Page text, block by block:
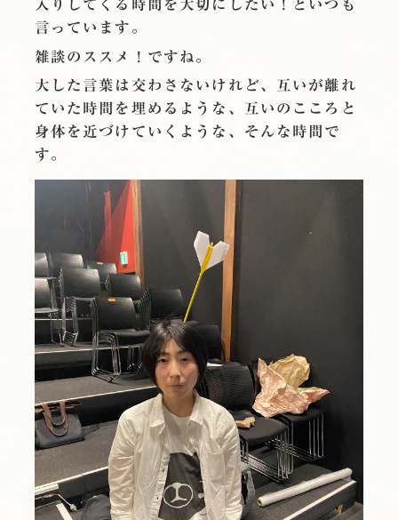
入りしてくる時間を大切にしたい！といつも
言っています。
雑談のススメ！ですね。
大した言葉は交わさないけれど、互いが離れ
ていた時間を埋めるような、互いのこころと
身体を近づけていくような、そんな時間で
す。